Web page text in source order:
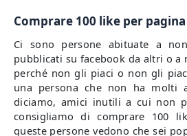
Comprare 100 like per
Ci sono persone abituate a
pubblicati su facebook da altri o
perché non gli piaci o non gli
una persona che non ha molti
diciamo, amici inutili a cui non
consigliamo di comprare 100
queste persone vedono che sei